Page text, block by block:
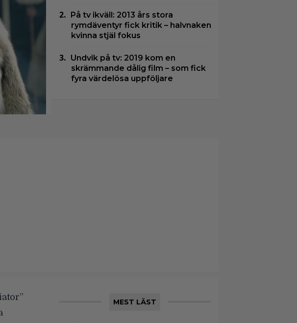
På tv ikväll: 2013 års stora
rymdäventyr fick kritik – halvnaken
kvinna stjäl fokus
Undvik på tv: 2019 kom en
skrämmande dålig film – som fick
fyra värdelösa uppföljare
MEST LÄST